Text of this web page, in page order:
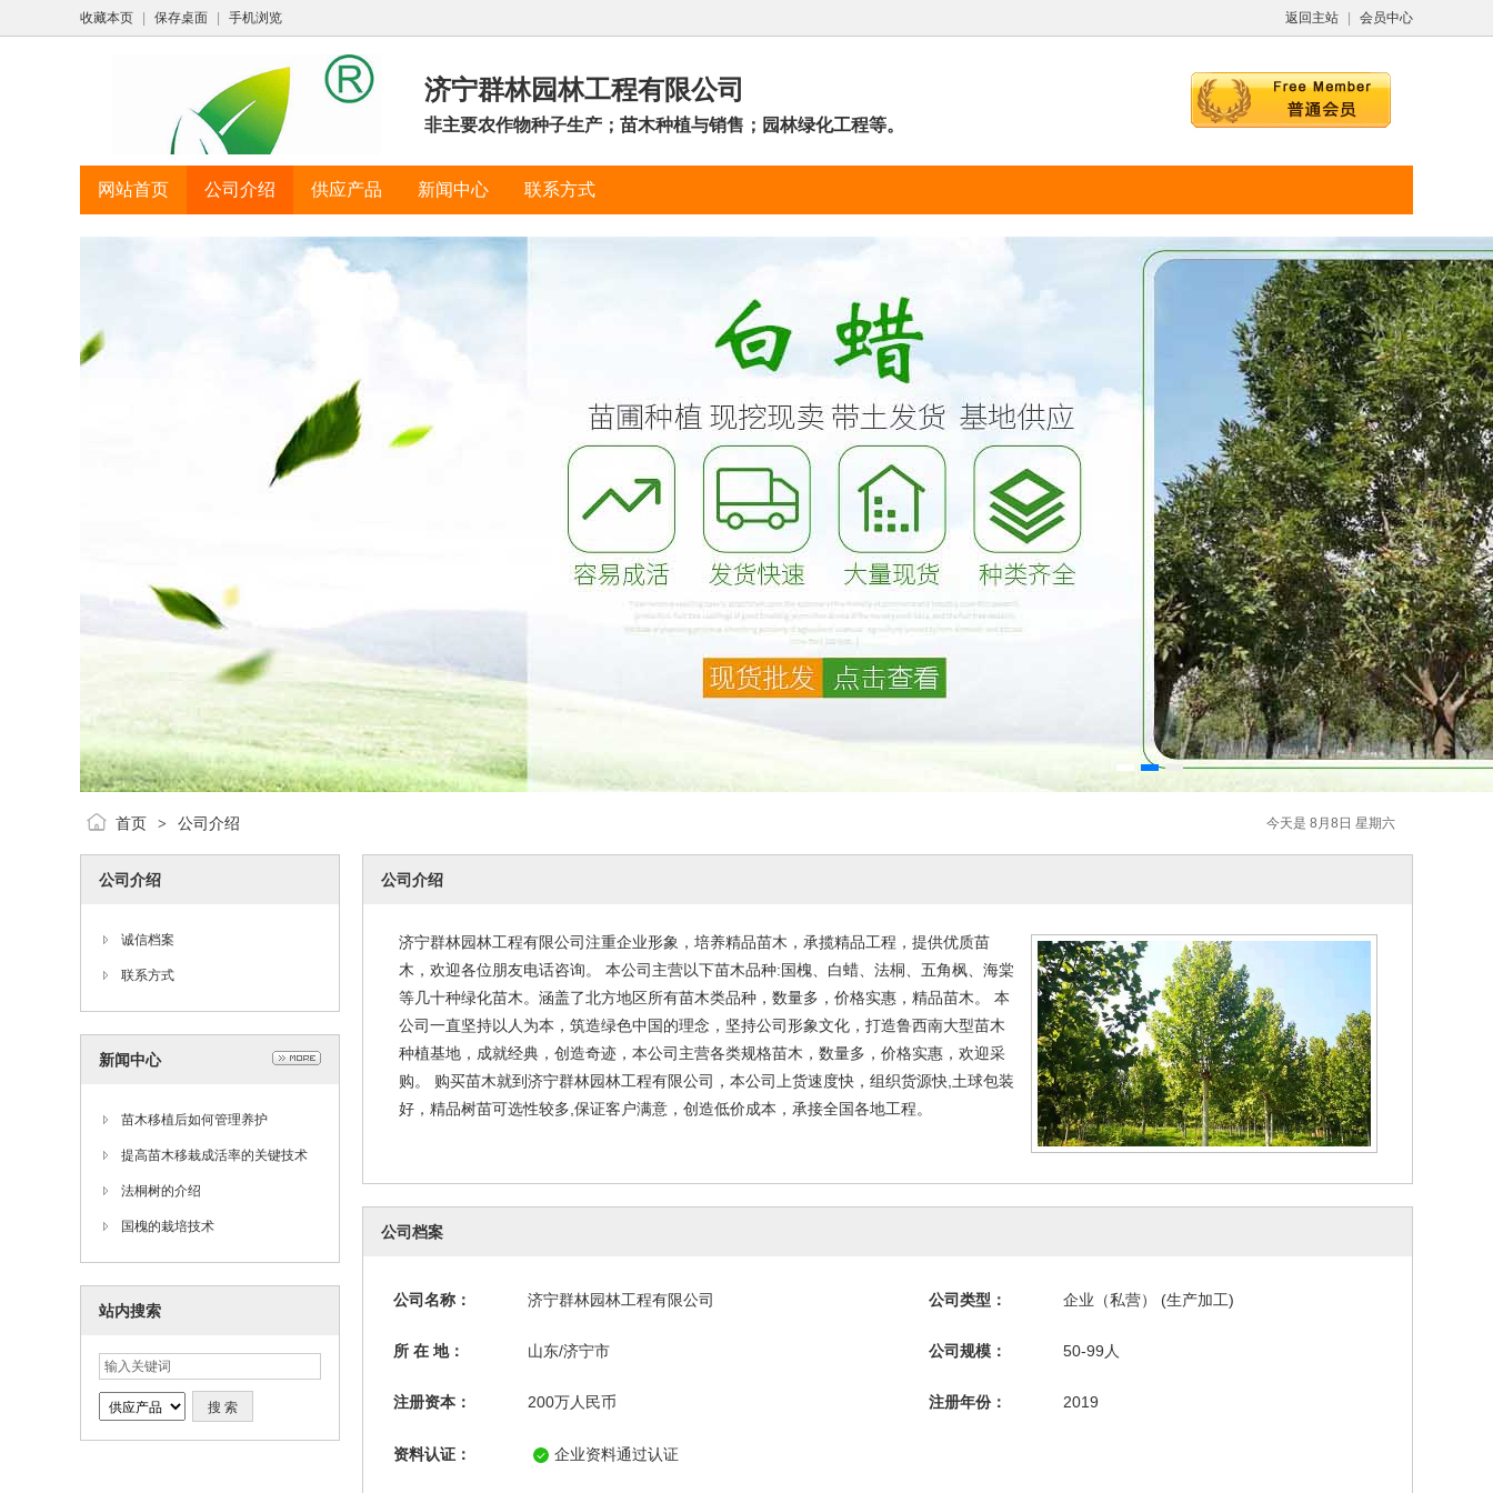
返回主站 会员中心
收藏本页 保存桌面 手机浏览
济宁群林园林工程有限公司
非主要农作物种子生产；苗木种植与销售；园林绿化工程等。
网站首页 公司介绍 供应产品 新闻中心 联系方式
今天是 8月8日 星期六
首页 > 公司介绍
公司介绍
诚信档案
联系方式
新闻中心
苗木移植后如何管理养护
提高苗木移栽成活率的关键技术
法桐树的介绍
国槐的栽培技术
站内搜索
公司介绍
济宁群林园林工程有限公司注重企业形象，培养精品苗木，承揽精品工程，提供优质苗
木，欢迎各位朋友电话咨询。 本公司主营以下苗木品种:国槐、白蜡、法桐、五角枫、海棠
等几十种绿化苗木。涵盖了北方地区所有苗木类品种，数量多，价格实惠，精品苗木。 本
公司一直坚持以人为本，筑造绿色中国的理念，坚持公司形象文化，打造鲁西南大型苗木
种植基地，成就经典，创造奇迹，本公司主营各类规格苗木，数量多，价格实惠，欢迎采
购。 购买苗木就到济宁群林园林工程有限公司，本公司上货速度快，组织货源快,土球包装
好，精品树苗可选性较多,保证客户满意，创造低价成本，承接全国各地工程。
公司档案
公司名称： 济宁群林园林工程有限公司 公司类型： 企业（私营） (生产加工)
所 在 地： 山东/济宁市 公司规模： 50-99人
注册资本： 200万人民币 注册年份： 2019
资料认证： 企业资料通过认证